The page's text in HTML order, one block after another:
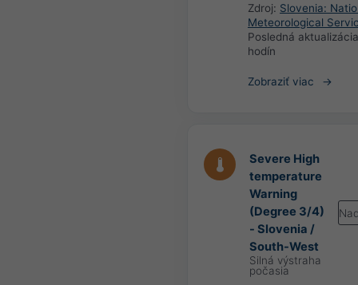
Zdroj: Slovenia:
Meteorological
Posledná
hodín
Zobraziť viac
Severe High
temperature
Warning
(Degree 3/4)
- Slovenia /
South-West
Silná výstraha
počasia